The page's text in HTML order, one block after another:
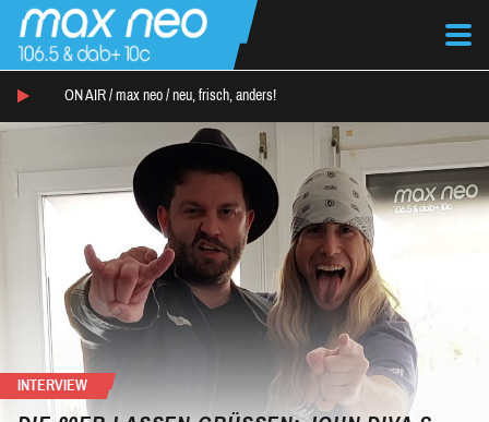
ON AIR / max neo / neu, frisch, anders!
INTERVIEW